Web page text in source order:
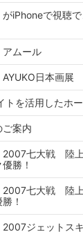
がiPhoneで視聴
アムール
日本画展
トを活用したホ
案内
2007七大戦 陸
勝！
2007七大戦 陸
！
ジェットス